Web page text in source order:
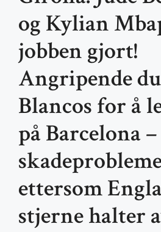
og Kylian
jobben gjort!
Angripende
Blancos for å
på Barcelona
ettersom
stjerne halter